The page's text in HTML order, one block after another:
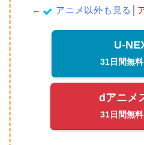
←
アニメ以外も見る
U-
31日間無
dアニメ
31日間無